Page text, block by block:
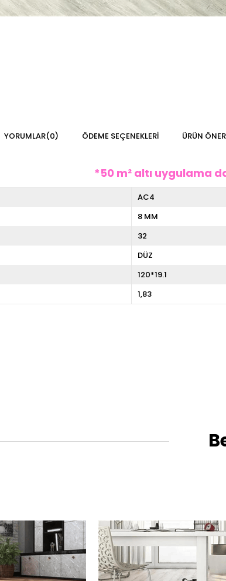
YORUMLAR(0) ÖDEME SEÇENEKLERI ÜRÜN
*50 m² altı uygulama
AC4
8 MM
32
DÜZ
120*19.1
1,83